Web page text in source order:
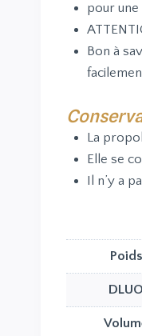
pour une
Bon à
La
Elle se
Il n’y a
Poids
DLUO